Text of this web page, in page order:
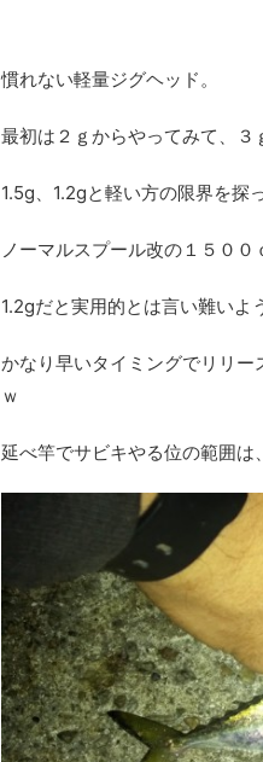
慣れない軽量ジグヘッド。
最初は２ｇからやってみて、３
1.5g、1.2gと軽い方の限界を探
ノーマルスプール改の１５００
1.2gだと実用的とは言い難いよ
かなり早いタイミングでリリー
ｗ
延べ竿でサビキやる位の範囲